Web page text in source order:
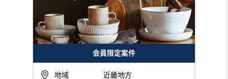
会員限定案件
地域 近畿地方